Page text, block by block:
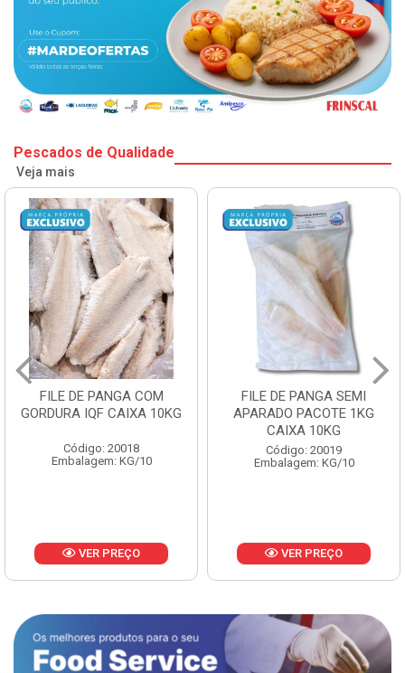
Pescados de Qualidade
Veja mais
FILE DE PANGA SEMI
APARADO PACOTE 1KG
Código: 20019
Embalagem: KG/10
VER PREÇO
POLACA DESFIADA
PESCAMARES PCT5KG
CX10KG
Código: 20161
Embalagem: KG/10
VER PREÇO